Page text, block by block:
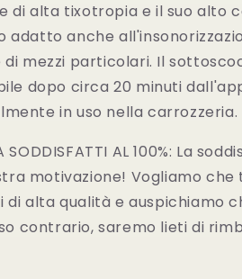
di alta tixotropia e il suo alto
adatto anche
di mezzi particolari. Il
dopo circa 20 minuti
in uso nella carrozzeria.
SODDISFATTI AL 100%: La
motivazione! Vogliamo che
di alta qualità e auspichiamo
contrario, saremo lieti di